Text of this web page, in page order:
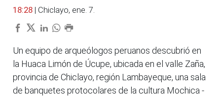
18:28 | Chiclayo, ene. 7.
Un equipo de arqueólogos peruanos descubrió en
la Huaca Limón de Úcupe, ubicada en el valle Zaña,
provincia de Chiclayo, región Lambayeque, una sala
de banquetes protocolares de la cultura Mochica -